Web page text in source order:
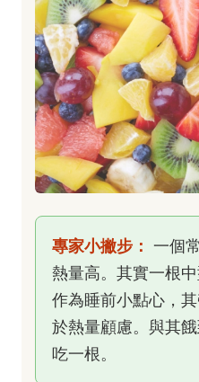
專家小撇步： 一個
熱量高。其實一根
作為睡前小點心，
於熱量顧慮。與其
吃一根。